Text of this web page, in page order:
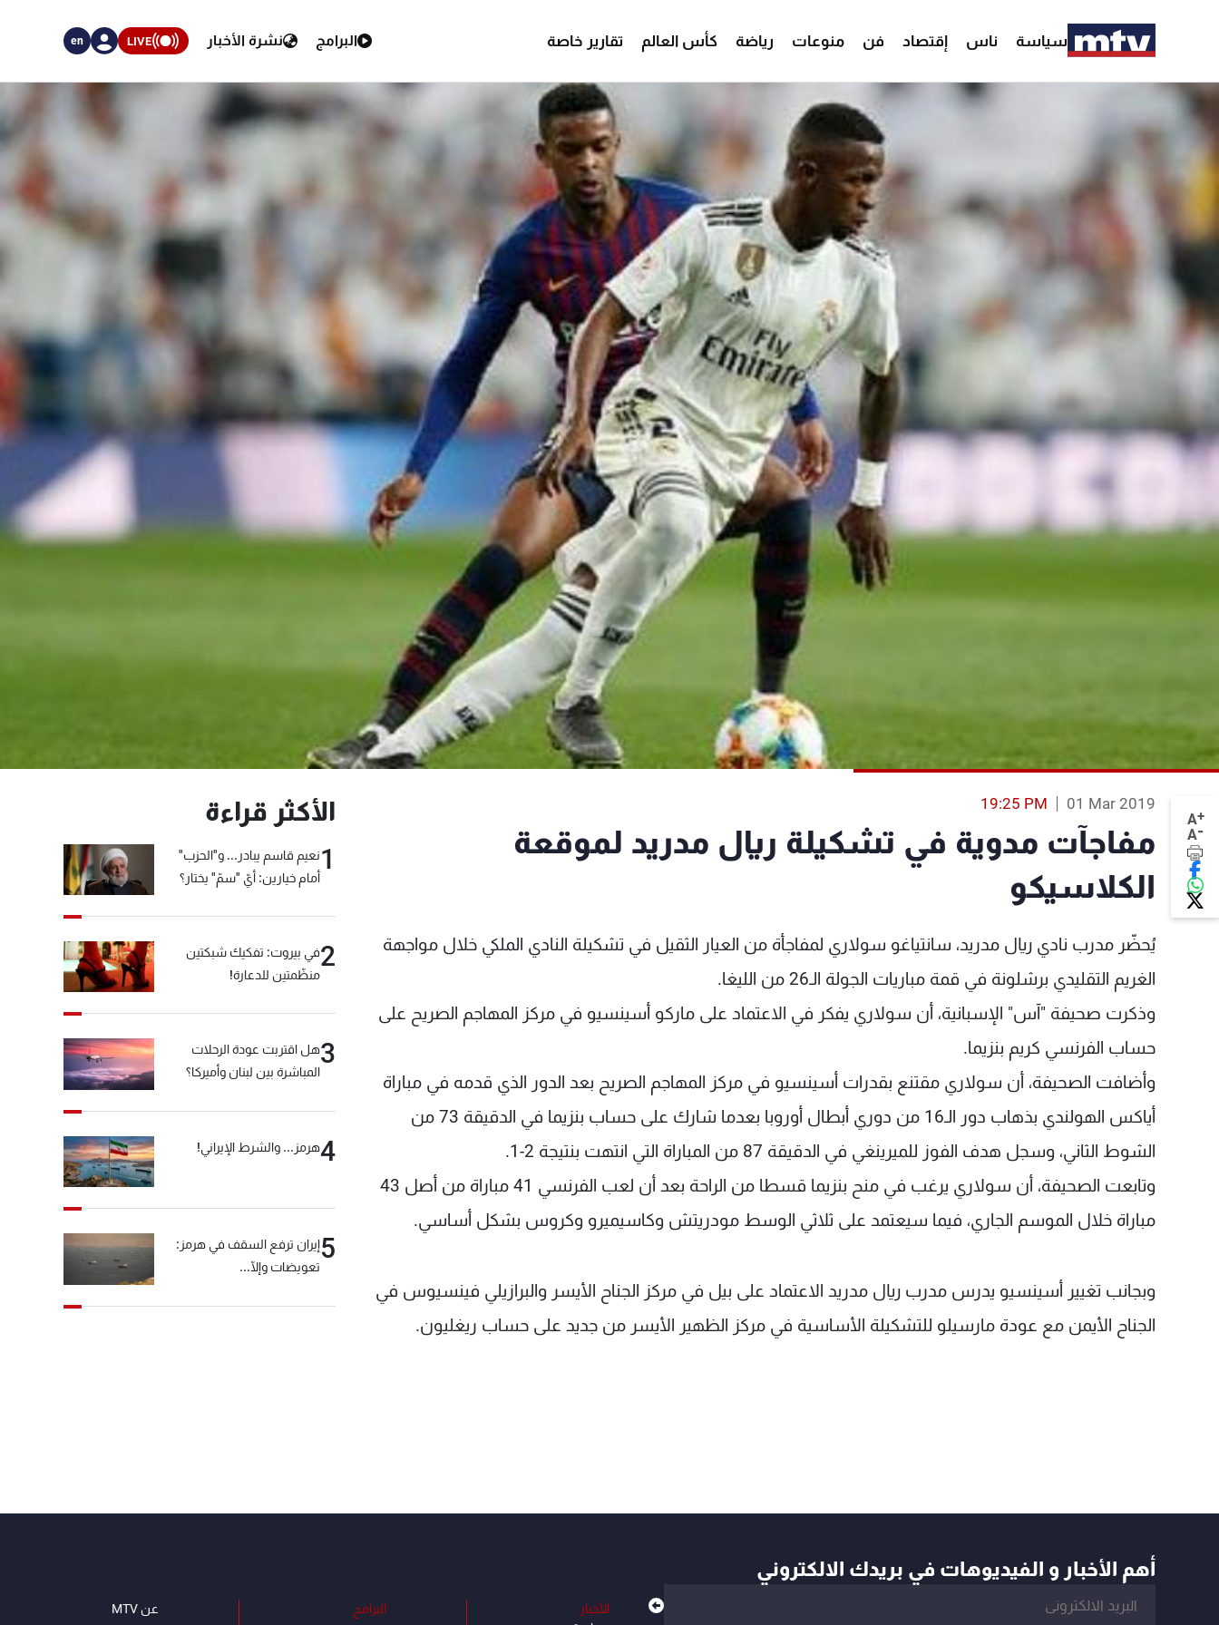
سياسة ناس إقتصاد فن منوعات رياضة كأس العالم تقارير خاصة البرامج نشرة الأخبار LIVE
en
A+
A-
01 Mar 2019
19:25 PM
مفاجآت مدوية في تشكيلة ريال مدريد لموقعة
الكلاسيكو
يُحضّر مدرب نادي ريال مدريد، سانتياغو سولاري لمفاجأة من العيار الثقيل في تشكيلة النادي الملكي خلال مواجهة
الغريم التقليدي برشلونة في قمة مباريات الجولة الـ26 من الليغا.
وذكرت صحيفة "آس" الإسبانية، أن سولاري يفكر في الاعتماد على ماركو أسينسيو في مركز المهاجم الصريح على
حساب الفرنسي كريم بنزيما.
وأضافت الصحيفة، أن سولاري مقتنع بقدرات أسينسيو في مركز المهاجم الصريح بعد الدور الذي قدمه في مباراة
أياكس الهولندي بذهاب دور الـ16 من دوري أبطال أوروبا بعدما شارك على حساب بنزيما في الدقيقة 73 من
الشوط الثاني، وسجل هدف الفوز للميرينغي في الدقيقة 87 من المباراة التي انتهت بنتيجة 2-1.
وتابعت الصحيفة، أن سولاري يرغب في منح بنزيما قسطا من الراحة بعد أن لعب الفرنسي 41 مباراة من أصل 43
مباراة خلال الموسم الجاري، فيما سيعتمد على ثلاثي الوسط مودريتش وكاسيميرو وكروس بشكل أساسي.
وبجانب تغيير أسينسيو يدرس مدرب ريال مدريد الاعتماد على بيل في مركز الجناح الأيسر والبرازيلي فينسيوس في
الجناح الأيمن مع عودة مارسيلو للتشكيلة الأساسية في مركز الظهير الأيسر من جديد على حساب ريغليون.
الأكثر قراءة
1نعيم قاسم يبادر... و"الحزب"
أمام خيارين: أيّ "سمّ" يختار؟
2في بيروت: تفكيك شبكتين
منظّمتين للدعارة!
3هل اقتربت عودة الرحلات
المباشرة بين لبنان وأميركا؟
4هرمز... والشرط الإيراني!
5إيران ترفع السقف في هرمز:
تعويضات وإلّا...
أهم الأخبار و الفيديوهات في بريدك الالكتروني
الأخبار
البرامج
عن MTV